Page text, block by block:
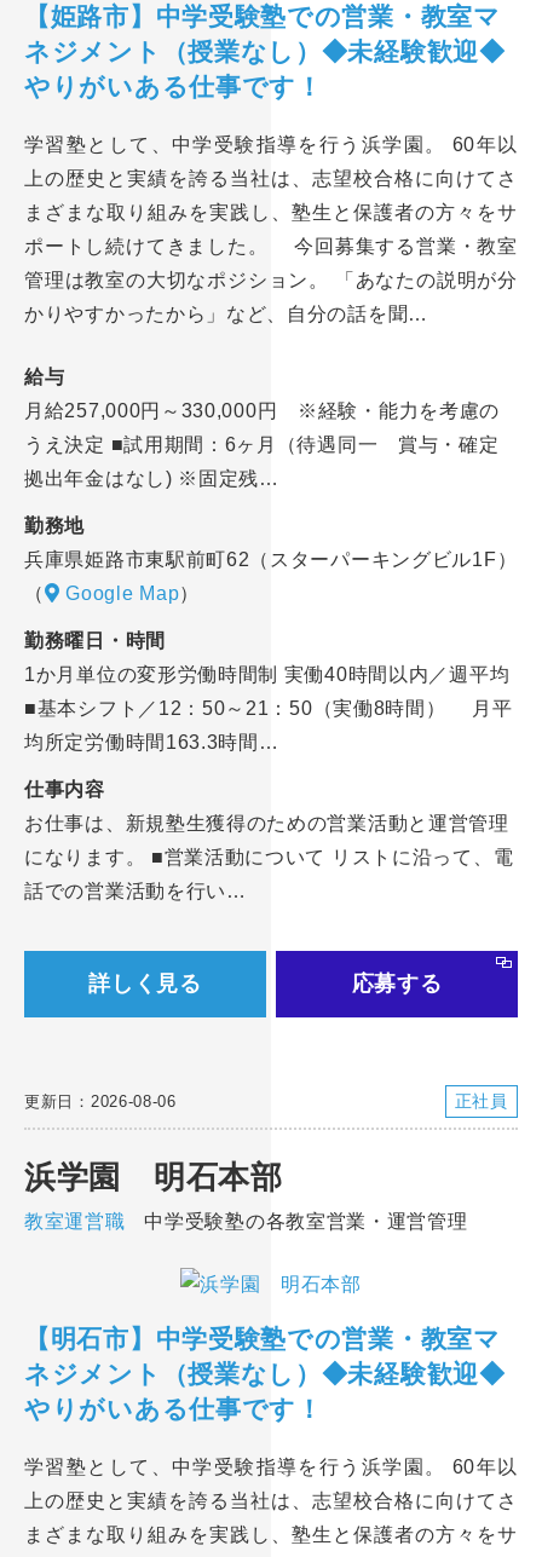
【姫路市】中学受験塾での営業・教室マ
ネジメント（授業なし）◆未経験歓迎◆
やりがいある仕事です！
学習塾として、中学受験指導を行う浜学園。 60年以
上の歴史と実績を誇る当社は、志望校合格に向けてさ
まざまな取り組みを実践し、塾生と保護者の方々をサ
ポートし続けてきました。 今回募集する営業・教室
管理は教室の大切なポジション。 「あなたの説明が分
かりやすかったから」など、自分の話を聞…
給与
月給257,000円～330,000円 ※経験・能力を考慮の
うえ決定 ■試用期間：6ヶ月（待遇同一 賞与・確定
拠出年金はなし) ※固定残…
勤務地
兵庫県姫路市東駅前町62（スターパーキングビル1F）
（
Google Map）
勤務曜日・時間
1か月単位の変形労働時間制 実働40時間以内／週平均
■基本シフト／12：50～21：50（実働8時間） 月平
均所定労働時間163.3時間…
仕事内容
お仕事は、新規塾生獲得のための営業活動と運営管理
になります。 ■営業活動について リストに沿って、電
話での営業活動を行い…
詳しく見る 応募する
更新日：2026-08-06 正社員
浜学園 明石本部
教室運営職 中学受験塾の各教室営業・運営管理
【明石市】中学受験塾での営業・教室マ
ネジメント（授業なし）◆未経験歓迎◆
やりがいある仕事です！
学習塾として、中学受験指導を行う浜学園。 60年以
上の歴史と実績を誇る当社は、志望校合格に向けてさ
まざまな取り組みを実践し、塾生と保護者の方々をサ